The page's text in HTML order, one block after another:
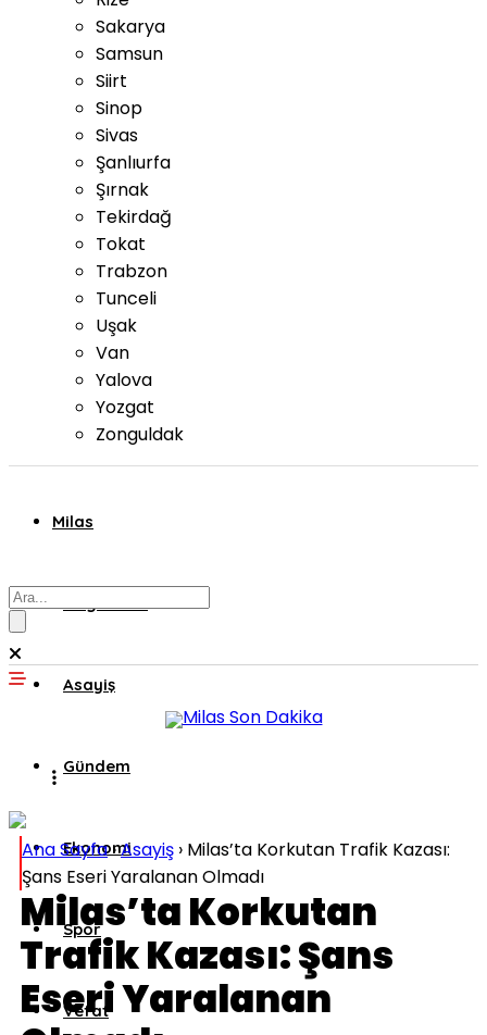
Sakarya
Samsun
Siirt
Sinop
Sivas
Şanlıurfa
Şırnak
Tekirdağ
Tokat
Trabzon
Tunceli
Uşak
Van
Yalova
Yozgat
Zonguldak
Milas
Muğla’dan
Asayiş
Gündem
Ekonomi
Spor
Vefat
Ana Sayfa›Asayiş › Milas’ta Korkutan Trafik Kazası:
Şans Eseri Yaralanan Olmadı
Milas’ta Korkutan
Trafik Kazası: Şans
Eseri Yaralanan